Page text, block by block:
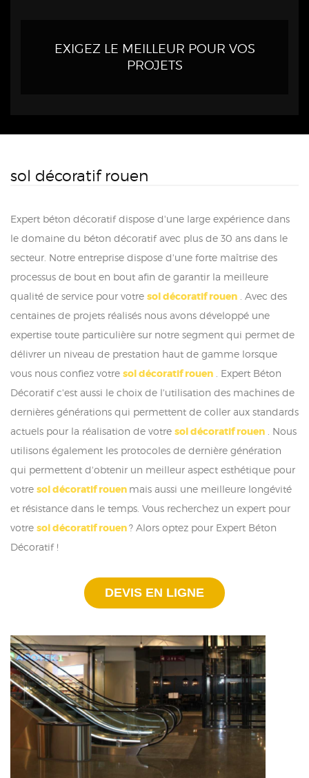
EXIGEZ LE MEILLEUR POUR VOS
PROJETS
sol décoratif rouen
Expert béton décoratif dispose d'une large expérience dans
le domaine du béton décoratif avec plus de 30 ans dans le
secteur. Notre entreprise dispose d'une forte maîtrise des
processus de bout en bout afin de garantir la meilleure
qualité de service pour votre sol décoratif rouen . Avec des
centaines de projets réalisés nous avons développé une
expertise toute particulière sur notre segment qui permet de
délivrer un niveau de prestation haut de gamme lorsque
vous nous confiez votre sol décoratif rouen . Expert Béton
Décoratif c'est aussi le choix de l'utilisation des machines de
dernières générations qui permettent de coller aux standards
actuels pour la réalisation de votre sol décoratif rouen . Nous
utilisons également les protocoles de dernière génération
qui permettent d'obtenir un meilleur aspect esthétique pour
votre sol décoratif rouen mais aussi une meilleure longévité
et résistance dans le temps. Vous recherchez un expert pour
votre sol décoratif rouen? Alors optez pour Expert Béton
Décoratif !
DEVIS EN LIGNE